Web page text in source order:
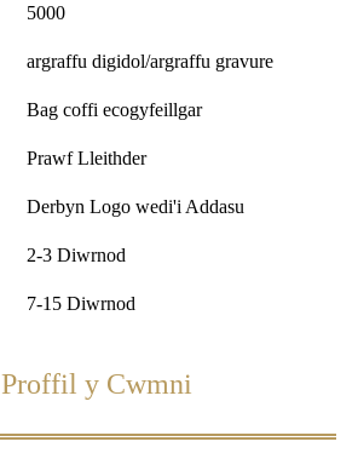
5000
argraffu digidol/argraffu gravure
Bag coffi ecogyfeillgar
Prawf Lleithder
Derbyn Logo wedi'i Addasu
2-3 Diwrnod
7-15 Diwrnod
Proffil y Cwmni